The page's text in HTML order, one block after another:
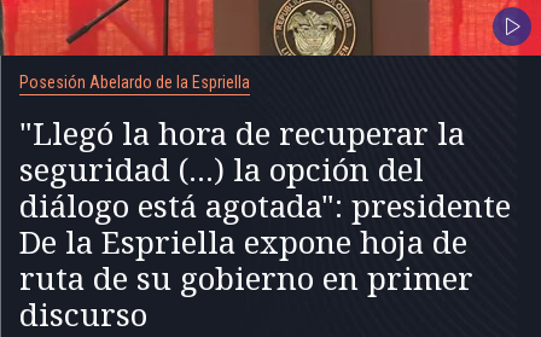
Posesión Abelardo de la Espriella
"Llegó la hora de recuperar la
seguridad (...) la opción del
diálogo está agotada": presidente
De la Espriella expone hoja de
ruta de su gobierno en primer
discurso